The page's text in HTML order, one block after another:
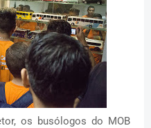
os busólogos do MOB